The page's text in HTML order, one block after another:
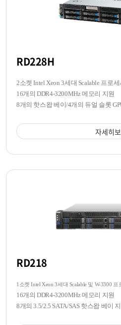
RD228H
2소켓 Intel Xeon 3세대 Scalable 프로
16개의 DDR4-3200MHz 메모리 지원
8개의 핫스왑 베이/4개의 듀얼 슬롯
자세히
RD218
1소켓 Intel Xeon 3세대 Scalable 및 W-3300 프
16개의 DDR4-3200MHz 메모리 지원
8개의 3.5/2.5 SATA/SAS 핫스왑 베이